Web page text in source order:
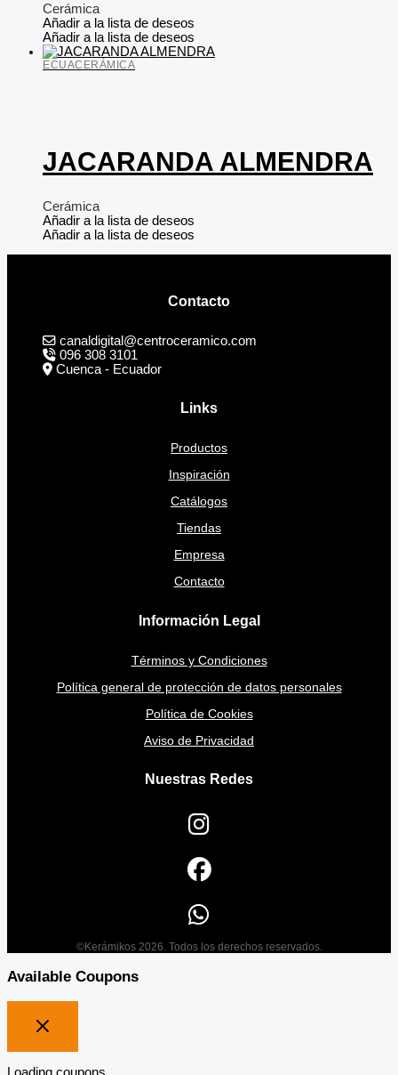
Cerámica
Añadir a la lista de deseos
Añadir a la lista de deseos
ECUACERÁMICA
JACARANDA ALMENDRA
Cerámica
Añadir a la lista de deseos
Añadir a la lista de deseos
Contacto
canaldigital@centroceramico.com
096 308 3101
Cuenca - Ecuador
Links
Productos
Inspiración
Catálogos
Tiendas
Empresa
Contacto
Información Legal
Términos y Condiciones
Política general de protección de datos personales
Política de Cookies
Aviso de Privacidad
Nuestras Redes
©Kerámikos 2026. Todos los derechos reservados.
Available Coupons
Loading coupons...